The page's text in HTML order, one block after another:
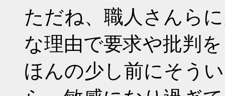
ただね、職人さんら
な理由で要求や批判
ほんの少し前にそう